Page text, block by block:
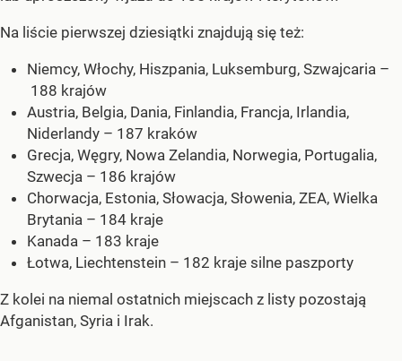
Na liście pierwszej dziesiątki znajdują się też:
Niemcy, Włochy, Hiszpania, Luksemburg, Szwajcaria –
188 krajów
Austria, Belgia, Dania, Finlandia, Francja, Irlandia,
Niderlandy – 187 kraków
Grecja, Węgry, Nowa Zelandia, Norwegia, Portugalia,
Szwecja – 186 krajów
Chorwacja, Estonia, Słowacja, Słowenia, ZEA, Wielka
Brytania – 184 kraje
Kanada – 183 kraje
Łotwa, Liechtenstein – 182 kraje silne paszporty
Z kolei na niemal ostatnich miejscach z listy pozostają
Afganistan, Syria i Irak.